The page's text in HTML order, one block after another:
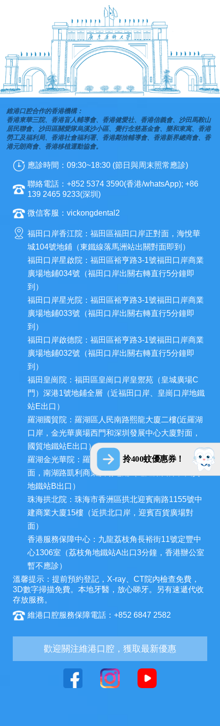
拎400蚊優惠券！
維港口腔合作的香港機構：
香港東華三院、香港盲人輔導會、香港健愛社、香港信義會、沙田馬鞍山
居民聯會、沙田區關愛隊烏溪沙小區、覺行念慈基金會、樂和東寓、香港
勞工及福利局、香港社會福利署、香港鄰捨輔導會、香港新界總商會、香
港元朗商會、香港移植運動協會。
應診時間：09:30~18:30 (節日與周末照常應診)
聯絡電話：+852 5374 3590(香港/whatsApp); +86
139 2465 9233(深圳)
微信客服：vickongdental2
福田口岸香江院：福田區福田口岸正對面，海悅華
城104號地鋪（東鐵線落馬洲站出關對面即到）
福田口岸星啟院：福田區裕亨路3-1號福田口岸商業
廣場地鋪034號（福田口岸出關右轉直行5分鐘即
到）
福田口岸星光院：福田區裕亨路3-1號福田口岸商業
廣場地鋪033號（福田口岸出關右轉直行5分鐘即
到）
福田口岸啟德院：福田區裕亨路3-1號福田口岸商業
廣場地鋪032號（福田口岸出關右轉直行5分鐘即
到）
福田皇崗院：福田區皇崗口岸皇禦苑（皇城廣場C
門）深港1號地鋪全層（近福田口岸、皇崗口岸地鐵
站E出口）
羅湖國貿院：羅湖區人民南路熙龍大廈二樓(近羅湖
口岸，金光華廣場西門和深圳發展中心大廈對面，
國貿地鐵站E出口）
羅湖金光華院：羅湖區國貿金光華廣場東二門對
面，南湖路凱利商業廣場地鋪（近羅湖口岸、國貿
地鐵站B出口）
珠海拱北院：珠海市香洲區拱北迎賓南路1155號中
建商業大廈15樓（近拱北口岸，迎賓百貨廣場對
面）
香港服務保障中心：九龍荔枝角長裕街11號定豐中
心1306室（荔枝角地鐵站A出口3分鐘，香港辦公室
暫不應診）
溫馨提示：提前預約登記，X-ray、CT院內檢查免費，
3D數字掃描免費。本地牙醫，放心睇牙。另有速遞代收
存放服務。
維港口腔服務保障電話：+852 6847 2582
歡迎關注維港口腔，獲取最新優惠